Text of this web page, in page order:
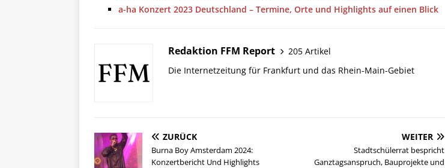
a-ha Konzert 2023 Deutschland – Termine, Orte und Highlights auf einen Blick
Redaktion FFM Report
205 Artikel
Die Internetzeitung für Frankfurt und das Rhein-Main-Gebiet
ZURÜCK
Burna Boy Amsterdam 2024:
Konzertbericht Und Highlights
WEITER
Stadtschülerrat bespricht
Ganztagsanspruch, Bauprojekte und